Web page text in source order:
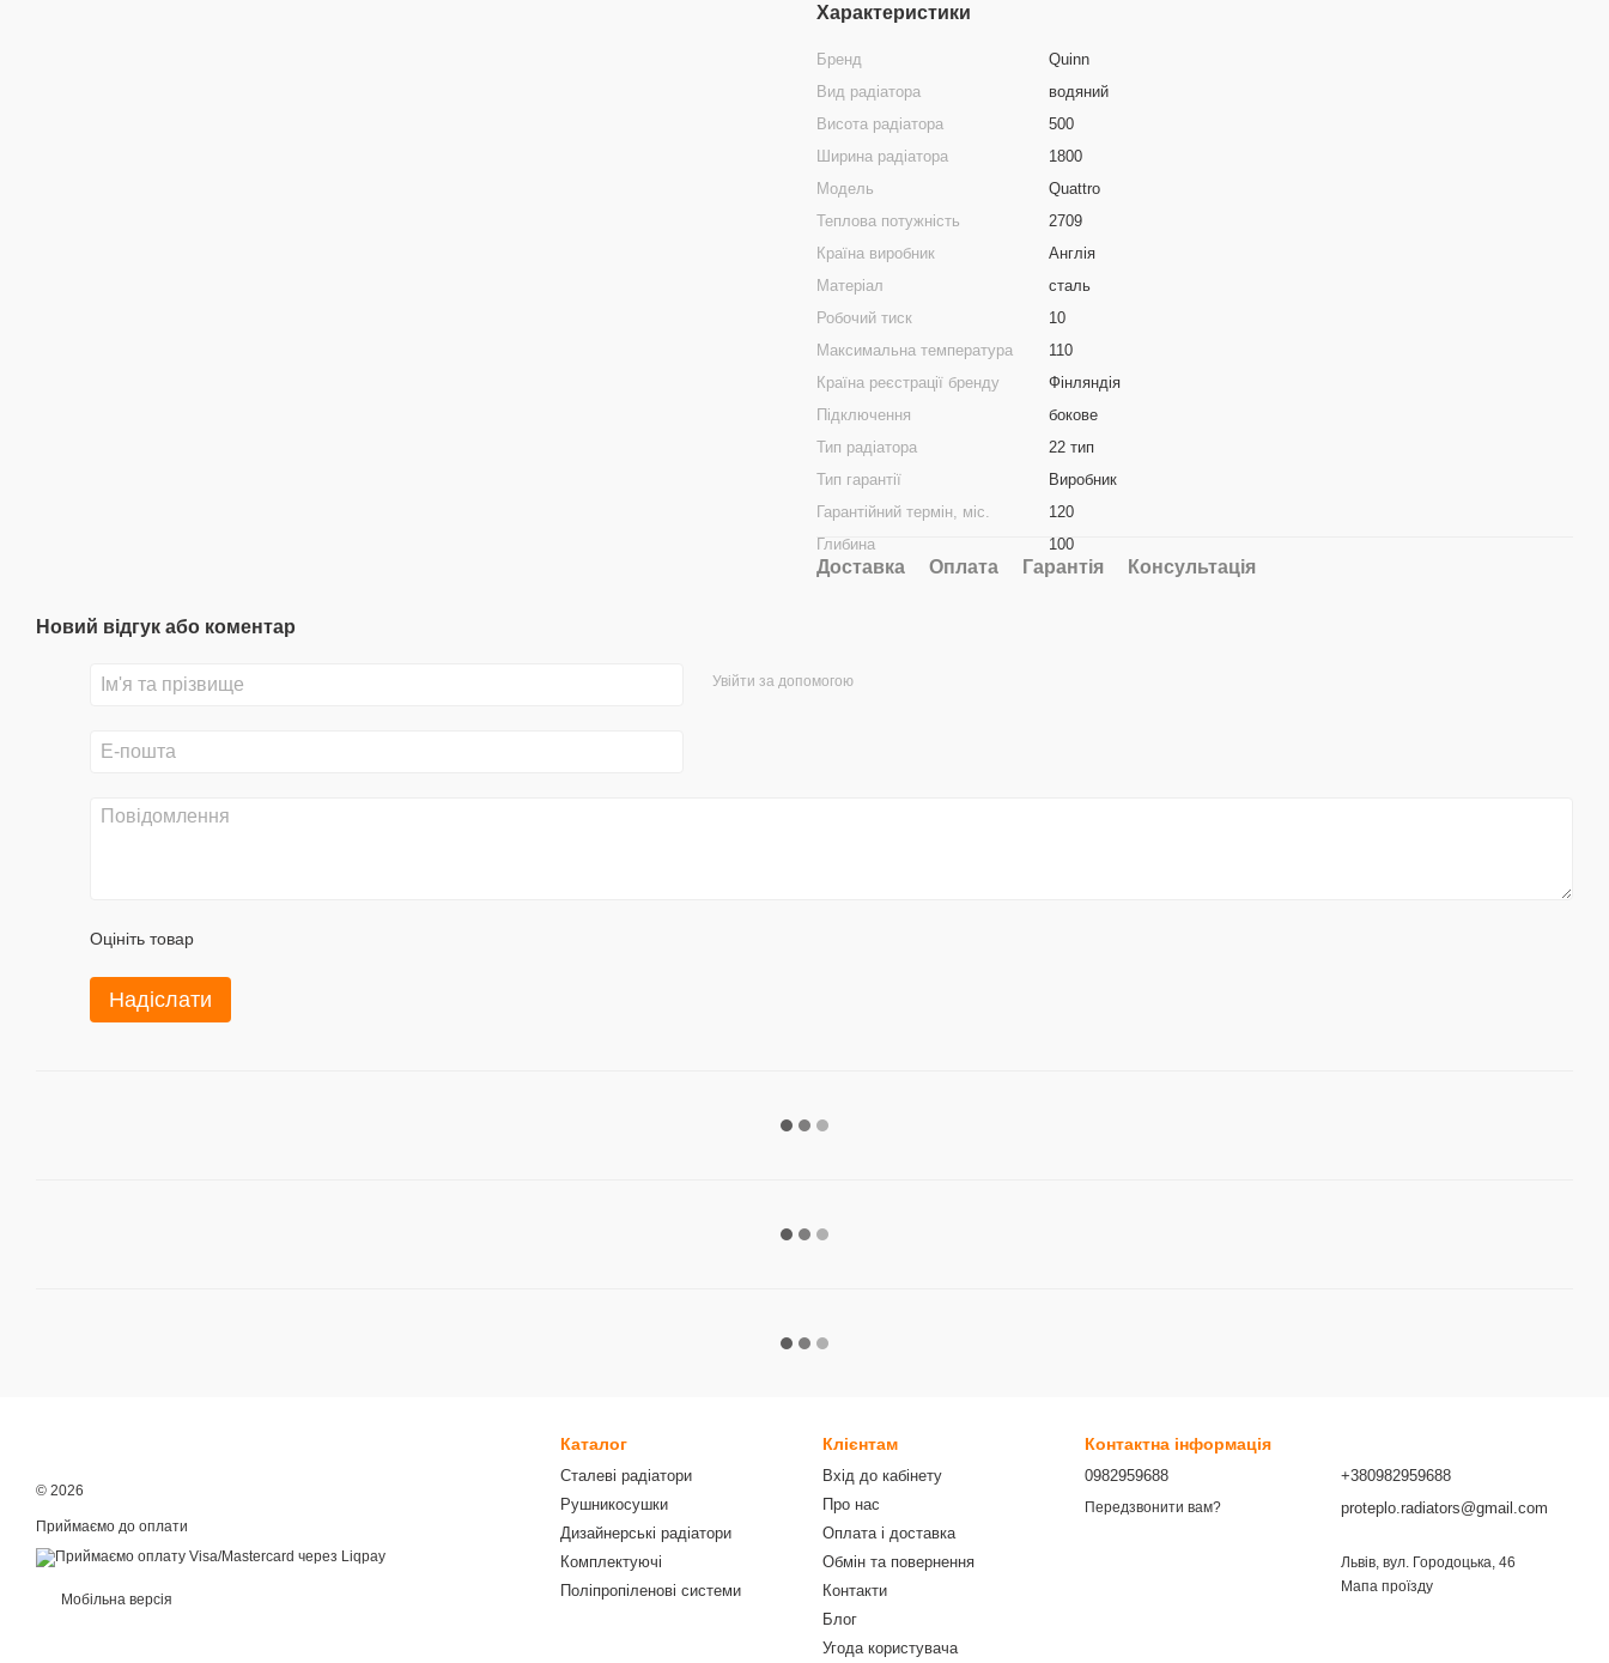
Характеристики
Бренд
Quinn
Вид радіатора
водяний
Висота радіатора
500
Ширина радіатора
1800
Модель
Quattro
Теплова потужність
2709
Країна виробник
Англія
Матеріал
сталь
Робочий тиск
10
Максимальна температура
110
Країна реєстрації бренду
Фінляндія
Підключення
бокове
Тип радіатора
22 тип
Тип гарантії
Виробник
Гарантійний термін, міс.
120
Глибина
100
Доставка Оплата Гарантія Консультація
Новий відгук або коментар
Увійти за допомогою
Оцініть товар
Надіслати
© 2026
Приймаємо до оплати
Мобільна версія
Каталог
Сталеві радіатори
Рушникосушки
Дизайнерські радіатори
Комплектуючі
Поліпропіленові системи
Клієнтам
Вхід до кабінету
Про нас
Оплата і доставка
Обмін та повернення
Контакти
Блог
Угода користувача
Контактна інформація
0982959688
Передзвонити вам?
+380982959688
proteplo.radiators@gmail.com
Львів, вул. Городоцька, 46
Мапа проїзду